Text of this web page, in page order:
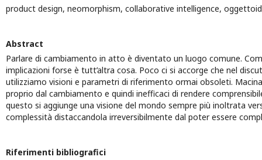
product design, neomorphism, collaborative intelligence,
Abstract
Parlare di cambiamento in atto è diventato un luogo comune.
implicazioni forse è tutt’altra cosa. Poco ci si accorge che nel
utilizziamo visioni e parametri di riferimento ormai obsoleti.
proprio dal cambiamento e quindi inefficaci di rendere
questo si aggiunge una visione del mondo sempre più inoltrata
complessità distaccandola irreversibilmente dal poter essere
Riferimenti bibliografici